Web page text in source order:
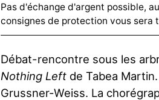
Pas d'échange d'argent possible,
consignes de protection vous sera
Débat-rencontre sous les
Nothing Left de Tabea
Grussner-Weiss. La